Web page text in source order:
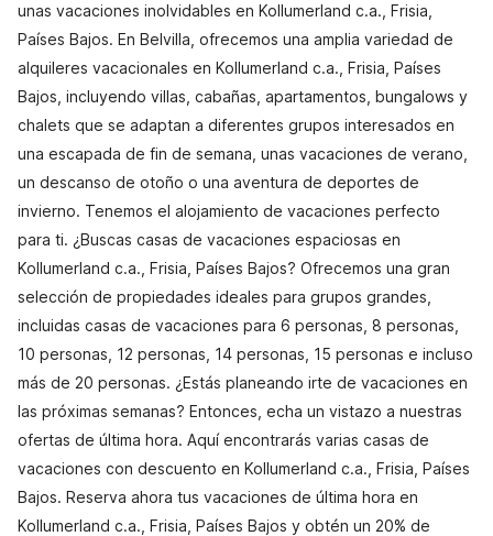
unas vacaciones inolvidables en Kollumerland c.a., Frisia,
Países Bajos. En Belvilla, ofrecemos una amplia variedad de
alquileres vacacionales en Kollumerland c.a., Frisia, Países
Bajos, incluyendo villas, cabañas, apartamentos, bungalows y
chalets que se adaptan a diferentes grupos interesados en
una escapada de fin de semana, unas vacaciones de verano,
un descanso de otoño o una aventura de deportes de
invierno. Tenemos el alojamiento de vacaciones perfecto
para ti. ¿Buscas casas de vacaciones espaciosas en
Kollumerland c.a., Frisia, Países Bajos? Ofrecemos una gran
selección de propiedades ideales para grupos grandes,
incluidas casas de vacaciones para 6 personas, 8 personas,
10 personas, 12 personas, 14 personas, 15 personas e incluso
más de 20 personas. ¿Estás planeando irte de vacaciones en
las próximas semanas? Entonces, echa un vistazo a nuestras
ofertas de última hora. Aquí encontrarás varias casas de
vacaciones con descuento en Kollumerland c.a., Frisia, Países
Bajos. Reserva ahora tus vacaciones de última hora en
Kollumerland c.a., Frisia, Países Bajos y obtén un 20% de